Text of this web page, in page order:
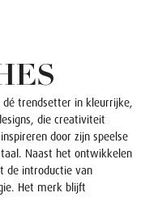
dé trendsetter in kleurrijke,
die creativiteit
door zijn speelse
Naast het ontwikkelen
de introductie van
Het merk blijft